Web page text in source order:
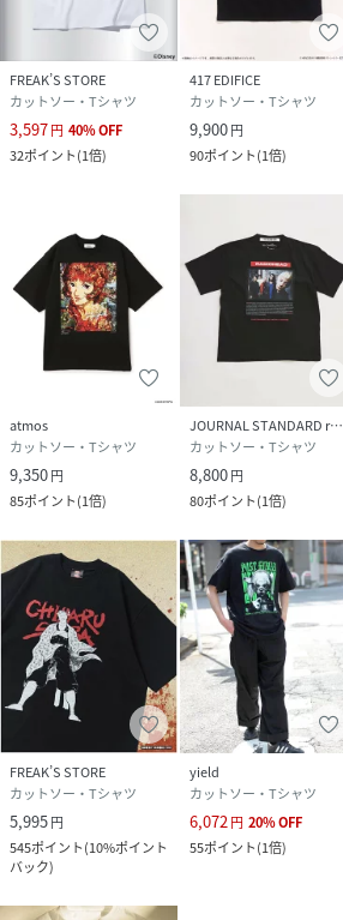
奥浩哉による日本の漫画。『週刊ヤン
社）において、2000年31号から2013年
独特の世界観や激しいバトル描写、魅力
どが評価され、日本のみならず、海外
ています。
『奥浩哉COLORWORKS』
『GANTZ』、『いぬやしき』、『
下書き、ペン入れ画からボツ原稿まで
殆どを収録！
収録作品数：カラー158点＋白黒79点
総ページ数：277頁
奥浩哉/COLORWORKS/GANTZ/ガン
き/GIGANT/ギガント
性別タイプ ユニセックス
素材 本体:綿100% 衿部分:綿
サイズ M、L、XL
クリーニング 本体:洗濯機洗い（弱）
品番
(26071312101820-002-
FREAK’S STORE
カットソー・Tシャツ
3,597円 40%OFF
32ポイント(1倍)
417 EDIFICE
カットソー・Tシャツ
9,900円
90ポイント(1倍)
atmos
カットソー・Tシャツ
9,350円
85ポイント(1倍)
JOURNAL STANDARD relume
カットソー・Tシャツ
8,800円
80ポイント(1倍)
FREAK’S STORE
カットソー・Tシャツ
5,995円
545ポイント(10%ポイント
バック)
yield
カットソー・Tシャツ
6,072 円 20%OFF
55ポイント(1倍)